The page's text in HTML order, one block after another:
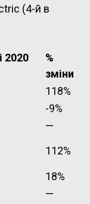
(4-й в
2020
%
зміни
118%
-9%
—
112%
18%
—